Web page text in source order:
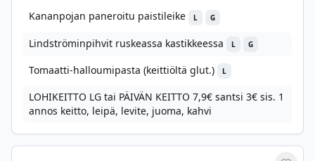
Kananpojan paneroitu paistileike
L G
Lindströminpihvit ruskeassa kastikkeessa L G
Tomaatti-halloumipasta (keittiöltä glut.) L
LOHIKEITTO LG tai PÄIVÄN KEITTO 7,9€ santsi 3€ sis. 1
annos keitto, leipä, levite, juoma, kahvi